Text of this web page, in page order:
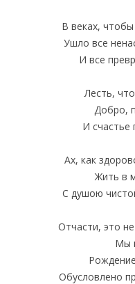
В веках,
Ушло все
И все
Лесть,
Добро,
И счастье
Ах, как
Жить в
С душою
Отчасти, это
Мы
Обусловлено